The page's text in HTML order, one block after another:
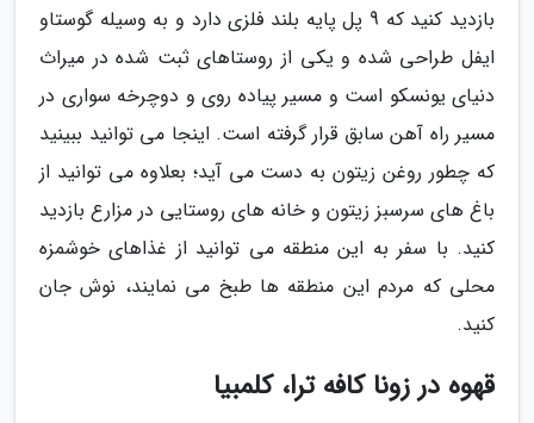
بازدید کنید که 9 پل پایه بلند فلزی دارد و به وسیله گوستاو
ایفل طراحی شده و یکی از روستاهای ثبت شده در میراث
دنیای یونسکو است و مسیر پیاده روی و دوچرخه سواری در
مسیر راه آهن سابق قرار گرفته است. اینجا می توانید ببینید
که چطور روغن زیتون به دست می آید؛ بعلاوه می توانید از
باغ های سرسبز زیتون و خانه های روستایی در مزارع بازدید
کنید. با سفر به این منطقه می توانید از غذاهای خوشمزه
محلی که مردم این منطقه ها طبخ می نمایند، نوش جان
کنید.
قهوه در زونا کافه ترا، کلمبیا